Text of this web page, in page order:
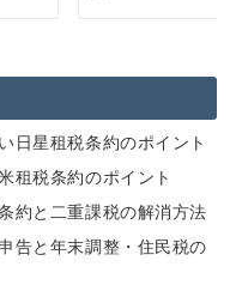
日星租税条約のポイント
租税条約のポイント
約と二重課税の解消方法
告と年末調整・住民税の